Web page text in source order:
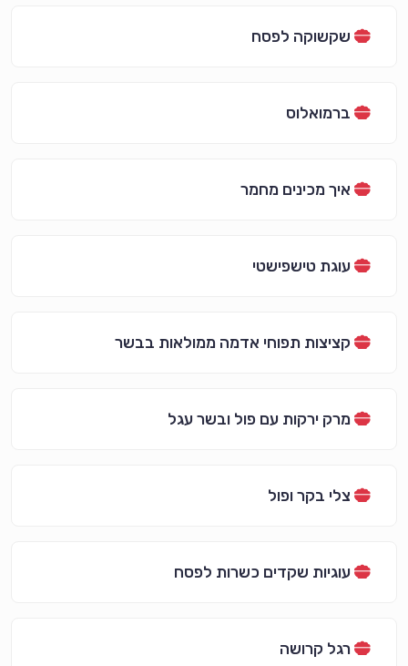
שקשוקה לפסח
ברמואלוס
איך מכינים מחמר
עוגת טישפישטי
קציצות תפוחי אדמה ממולאות בבשר
מרק ירקות עם פול ובשר עגל
צלי בקר ופול
עוגיות שקדים כשרות לפסח
רגל קרושה